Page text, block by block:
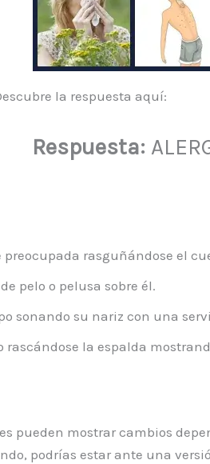
la respuesta aquí:
Respuesta:
rasguñándose el
pelo o pelusa sobre él.
sonando su nariz con una
la espalda
pueden mostrar cambios
podrías estar ante una